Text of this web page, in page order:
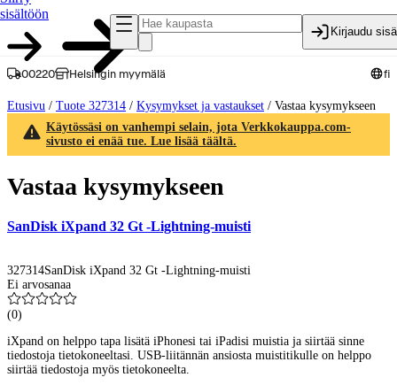
sisältöön
Kirjaudu
00220 Helsingin myymälä fi
Etusivu / Tuote 327314 / Kysymykset ja vastaukset / Vastaa kysymykseen
Käytössäsi on vanhempi selain, jota Verkkokauppa.com-
sivusto ei enää tue. Lue lisää täältä.
Vastaa kysymykseen
SanDisk iXpand 32 Gt -Lightning-muisti
327314SanDisk iXpand 32 Gt -Lightning-muisti
Ei arvosanaa
(0)
iXpand on helppo tapa lisätä iPhonesi tai iPadisi muistia ja siirtää sinne
tiedostoja tietokoneeltasi. USB-liitännän ansiosta muistitikulle on helppo
siirtää tiedostoja myös tietokoneelta.